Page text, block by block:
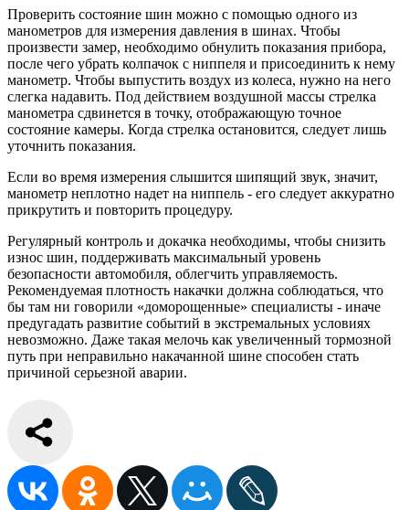
Проверить состояние шин можно с помощью одного из
манометров для измерения давления в шинах. Чтобы
произвести замер, необходимо обнулить показания прибора,
после чего убрать колпачок с ниппеля и присоединить к нему
манометр. Чтобы выпустить воздух из колеса, нужно на него
слегка надавить. Под действием воздушной массы стрелка
манометра сдвинется в точку, отображающую точное
состояние камеры. Когда стрелка остановится, следует лишь
уточнить показания.
Если во время измерения слышится шипящий звук, значит,
манометр неплотно надет на ниппель - его следует аккуратно
прикрутить и повторить процедуру.
Регулярный контроль и докачка необходимы, чтобы снизить
износ шин, поддерживать максимальный уровень
безопасности автомобиля, облегчить управляемость.
Рекомендуемая плотность накачки должна соблюдаться, что
бы там ни говорили «доморощенные» специалисты - иначе
предугадать развитие событий в экстремальных условиях
невозможно. Даже такая мелочь как увеличенный тормозной
путь при неправильно накачанной шине способен стать
причиной серьезной аварии.